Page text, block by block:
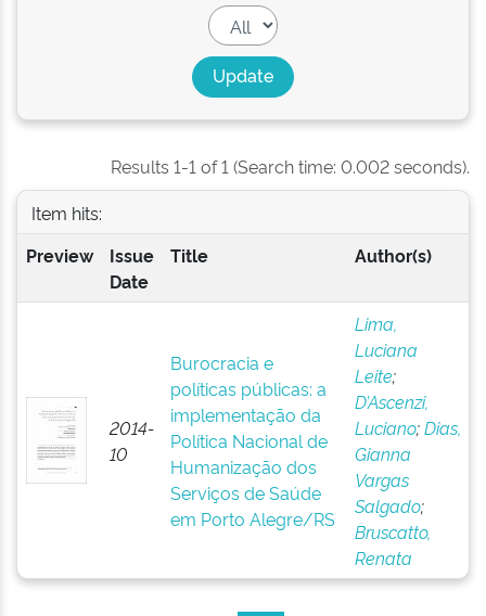
Results 1-1 of 1 (Search time: 0.002 seconds).
Item hits:
Preview
Issue
Date
Title Author(s)
2014-
10
Burocracia e
políticas públicas: a
implementação da
Política Nacional de
Humanização dos
Serviços de Saúde
em Porto Alegre/RS
Lima,
Luciana
Leite;
D’Ascenzi,
Luciano;Dias,
Gianna
Vargas
Salgado;
Bruscatto,
Renata